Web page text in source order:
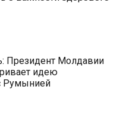
Президент Молдавии
идею
Румынией